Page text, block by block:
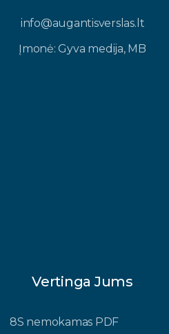
info@augantisverslas.lt​
Įmonė: Gyva medija, MB​
Vertinga Jums
8S nemokamas PDF